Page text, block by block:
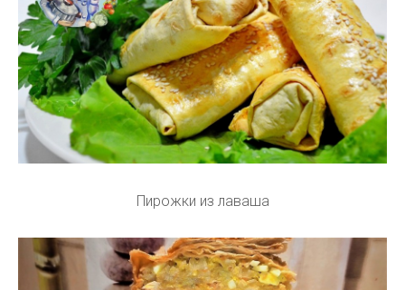
Пирожки из лаваша